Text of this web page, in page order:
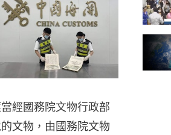
經國務院文物行政部
文物，由國務院文物